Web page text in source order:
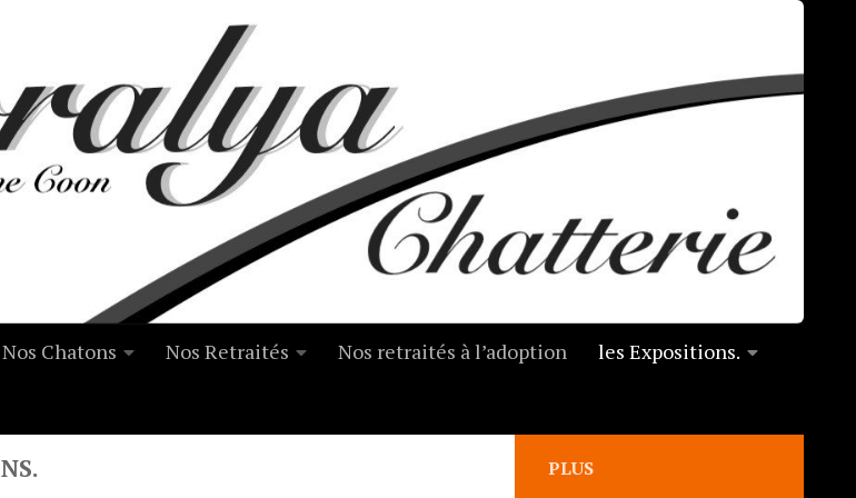
Nos Chatons Nos Retraités Nos retraités à l’adoption les Expositions.
PLUS